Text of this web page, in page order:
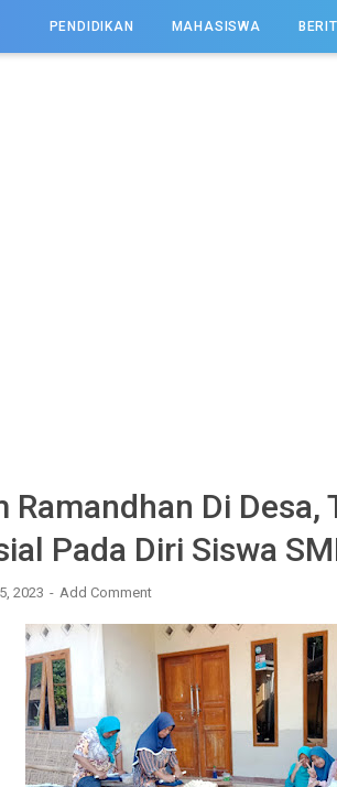
PENDIDIKAN MAHASISWA
Ramandhan Di Desa,
Pada Diri Siswa
2023 Add Comment